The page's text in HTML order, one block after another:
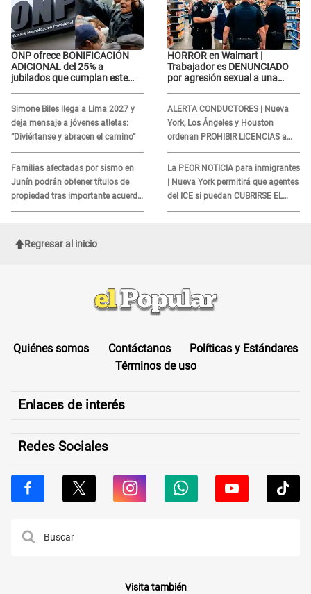
ONP ofrece BONIFICACIÓN
ADICIONAL del 25% a
jubilados que cumplan este
Simone Biles llega a Lima 2027 y
deja mensaje a jóvenes atletas:
“Diviértanse y abracen el camino”
Familias afectadas por sismo en
Junín podrán obtener títulos de
propiedad tras importante acuerdo
de Cofopri
HORROR en Walmart |
Trabajador es DENUNCIADO
por agresión sexual a una
ALERTA CONDUCTORES | Nueva
York, Los Ángeles y Houston
ordenan PROHIBIR LICENCIAS a
quienes no presenten ESTE
DOCUMENTO
La PEOR NOTICIA para inmigrantes
| Nueva York permitirá que agentes
del ICE si puedan CUBRIRSE EL
ROSTRO
Regresar al inicio
Quiénes somos Contáctanos
Políticas y Estándares
Términos de uso
Enlaces de interés
Redes Sociales
Visita también